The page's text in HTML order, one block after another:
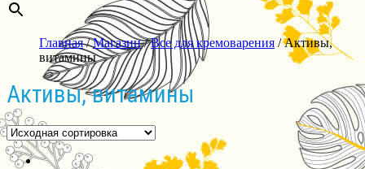
Главная/Магазин/Все для кремоварения / Активы,
витамины
Активы, витамины